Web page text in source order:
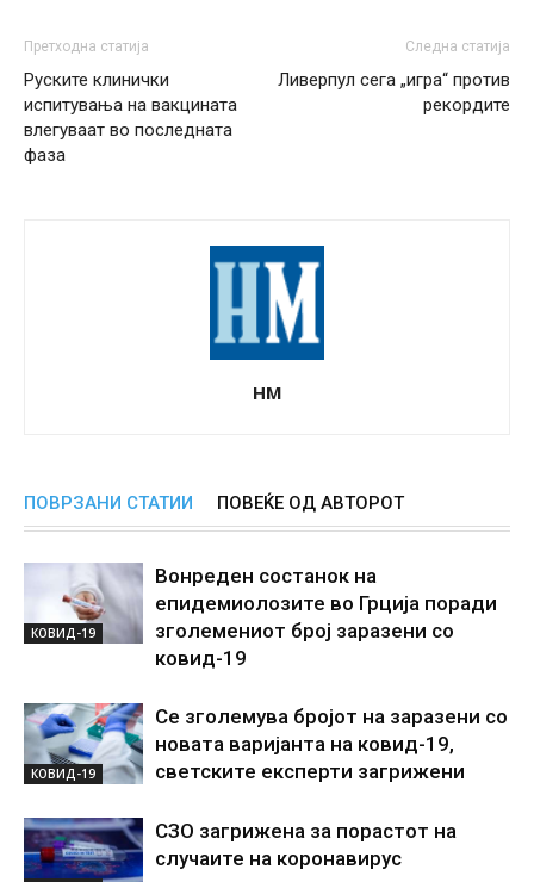
Претходна статија
Руските клинички
испитувања на вакцината
влегуваат во последната
фаза
Следна статија
Ливерпул сега „игра“ против
рекордите
НМ
ПОВРЗАНИ СТАТИИ ПОВЕЌЕ ОД АВТОРОТ
КОВИД-19
Вонреден состанок на
епидемиолозите во Грција поради
зголемениот број заразени со
ковид-19
КОВИД-19
Се зголемува бројот на заразени со
новата варијанта на ковид-19,
светските експерти загрижени
СЗО загрижена за порастот на
случаите на коронавирус